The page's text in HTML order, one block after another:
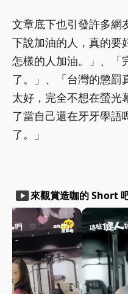
文章底下也引發許多網
下說加油的人，真的要
怎樣的人加油。」、「
了。」、「台灣的懲罰
太好，完全不想在螢光
了當自己還在牙牙學語
了。」
smart_display來觀賞造咖的 Short